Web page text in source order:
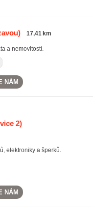
17,41 km
a nemovitostí.
NÁM
2)
elektroniky a šperků.
NÁM